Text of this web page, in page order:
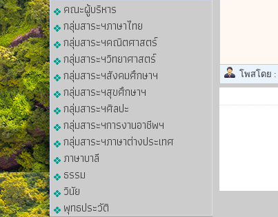
คณะผู้บริหาร
กลุ่มสาระฯภาษาไทย
กลุ่มสาระฯคณิตศาสตร์
กลุ่มสาระฯวิทยาศาสตร์
กลุ่มสาระฯสังคมศึกษาฯ
กลุ่มสาระฯสุขศึกษาฯ
กลุ่มสาระฯศิลปะ
กลุ่มสาระฯการงานอาชีพฯ
กลุ่มสาระฯภาษาต่างประเทศ
ภาษาบาลี
ธรรม
วินัย
พุทธประวัติ
โพสโดย :